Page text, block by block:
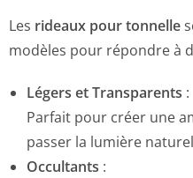
Les rideaux pour tonnelle
modèles pour répondre à
Légers et Transparents :
Parfait pour créer une
passer la lumière
Occultants :